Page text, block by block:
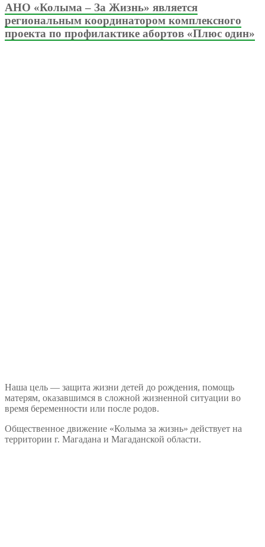
АНО «Колыма – За Жизнь» является
региональным координатором комплексного
проекта по профилактике абортов «Плюс один»
Наша цель — защита жизни детей до рождения, помощь
матерям, оказавшимся в сложной жизненной ситуации во
время беременности или после родов.
Общественное движение «Колыма за жизнь» действует на
территории г. Магадана и Магаданской области.